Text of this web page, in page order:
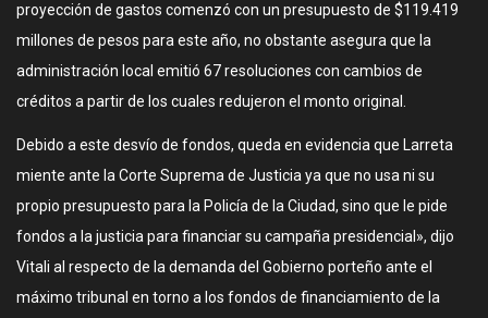
proyección de gastos comenzó con un presupuesto de $119.419
millones de pesos para este año, no obstante asegura que la
administración local emitió 67 resoluciones con cambios de
créditos a partir de los cuales redujeron el monto original.
Debido a este desvío de fondos, queda en evidencia que Larreta
miente ante la Corte Suprema de Justicia ya que no usa ni su
propio presupuesto para la Policía de la Ciudad, sino que le pide
fondos a la justicia para financiar su campaña presidencial», dijo
Vitali al respecto de la demanda del Gobierno porteño ante el
máximo tribunal en torno a los fondos de financiamiento de la